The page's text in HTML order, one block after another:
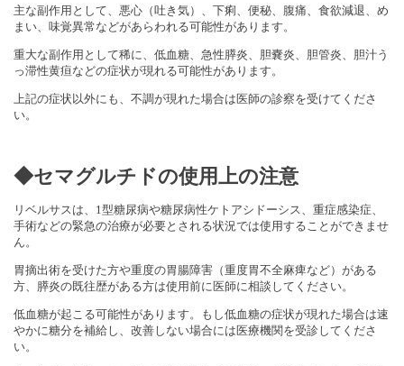
主な副作用として、悪心（吐き気）、下痢、便秘、腹痛、食欲減退、め
まい、味覚異常などがあらわれる可能性があります。
重大な副作用として稀に、低血糖、急性膵炎、胆嚢炎、胆管炎、胆汁う
っ滞性黄疸などの症状が現れる可能性があります。
上記の症状以外にも、不調が現れた場合は医師の診察を受けてくださ
い。
◆セマグルチドの使用上の注意
リベルサスは、1型糖尿病や糖尿病性ケトアシドーシス、重症感染症、
手術などの緊急の治療が必要とされる状況では使用することができませ
ん。
胃摘出術を受けた方や重度の胃腸障害（重度胃不全麻痺など）がある
方、膵炎の既往歴がある方は使用前に医師に相談してください。
低血糖が起こる可能性があります。もし低血糖の症状が現れた場合は速
やかに糖分を補給し、改善しない場合には医療機関を受診してくださ
い。